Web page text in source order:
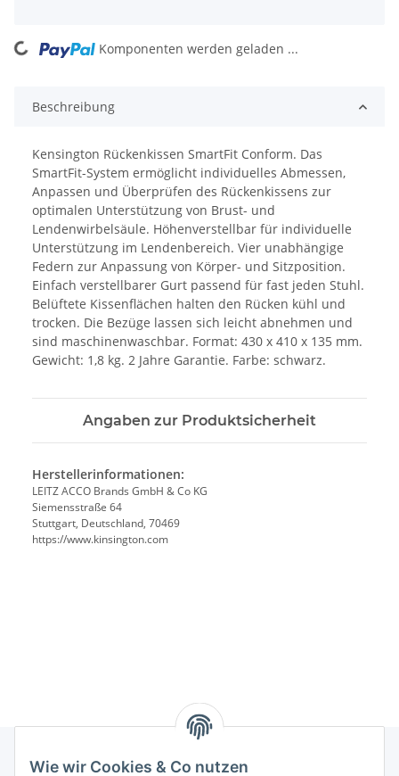
Wie wir Cookies & Co nutzen
Loading... Komponenten werden geladen ...
Beschreibung
Kensington Rückenkissen SmartFit Conform. Das
SmartFit-System ermöglicht individuelles Abmessen,
Anpassen und Überprüfen des Rückenkissens zur
optimalen Unterstützung von Brust- und
Lendenwirbelsäule. Höhenverstellbar für individuelle
Unterstützung im Lendenbereich. Vier unabhängige
Federn zur Anpassung von Körper- und Sitzposition.
Einfach verstellbarer Gurt passend für fast jeden Stuhl.
Belüftete Kissenflächen halten den Rücken kühl und
trocken. Die Bezüge lassen sich leicht abnehmen und
sind maschinenwaschbar. Format: 430 x 410 x 135 mm.
Gewicht: 1,8 kg. 2 Jahre Garantie. Farbe: schwarz.
Angaben zur Produktsicherheit
Herstellerinformationen:
LEITZ ACCO Brands GmbH & Co KG
Siemensstraße 64
Stuttgart, Deutschland, 70469
https://www.kinsington.com